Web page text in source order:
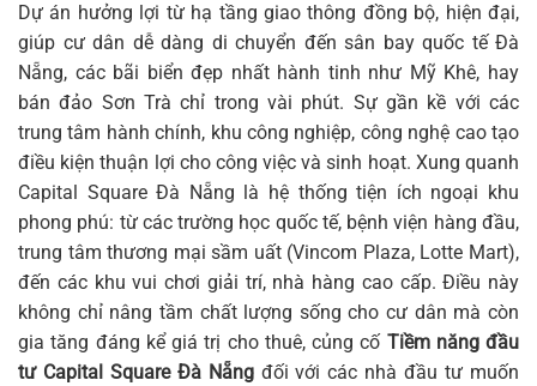
Dự án hưởng lợi từ hạ tầng giao thông đồng bộ, hiện đại,
giúp cư dân dễ dàng di chuyển đến sân bay quốc tế Đà
Nẵng, các bãi biển đẹp nhất hành tinh như Mỹ Khê, hay
bán đảo Sơn Trà chỉ trong vài phút. Sự gần kề với các
trung tâm hành chính, khu công nghiệp, công nghệ cao tạo
điều kiện thuận lợi cho công việc và sinh hoạt. Xung quanh
Capital Square Đà Nẵng là hệ thống tiện ích ngoại khu
phong phú: từ các trường học quốc tế, bệnh viện hàng đầu,
trung tâm thương mại sầm uất (Vincom Plaza, Lotte Mart),
đến các khu vui chơi giải trí, nhà hàng cao cấp. Điều này
không chỉ nâng tầm chất lượng sống cho cư dân mà còn
gia tăng đáng kể giá trị cho thuê, củng cố Tiềm năng đầu
tư Capital Square Đà Nẵngđối với các nhà đầu tư muốn